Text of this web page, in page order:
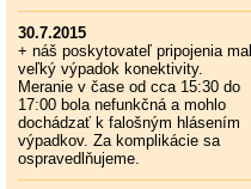
30.7.2015
+ náš poskytovateľ pripojenia mal
veľký výpadok konektivity.
Meranie v čase od cca 15:30 do
17:00 bola nefunkčná a mohlo
dochádzať k falošným hlásením
výpadkov. Za komplikácie sa
ospravedlňujeme.